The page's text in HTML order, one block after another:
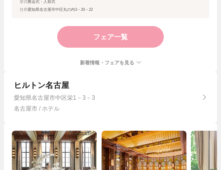
挙式教会式・人前式
住所愛知県名古屋市中区丸の内3－20－22
フェア一覧
新着情報・フェアを見る
ヒルトン名古屋
愛知県名古屋市中区栄1－3－3
名古屋市 / ホテル